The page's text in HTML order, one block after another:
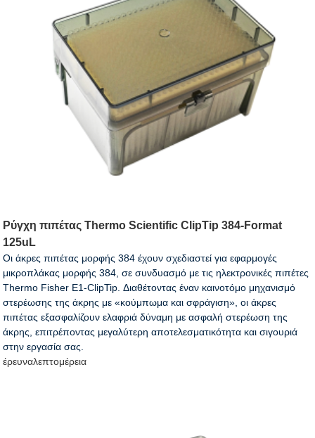
Ρύγχη πιπέτας Thermo Scientific ClipTip 384-Format
125uL
Οι άκρες πιπέτας μορφής 384 έχουν σχεδιαστεί για εφαρμογές
μικροπλάκας μορφής 384, σε συνδυασμό με τις ηλεκτρονικές πιπέτες
Thermo Fisher E1-ClipTip. Διαθέτοντας έναν καινοτόμο μηχανισμό
στερέωσης της άκρης με «κούμπωμα και σφράγιση», οι άκρες
πιπέτας εξασφαλίζουν ελαφριά δύναμη με ασφαλή στερέωση της
άκρης, επιτρέποντας μεγαλύτερη αποτελεσματικότητα και σιγουριά
στην εργασία σας.
έρευναλεπτομέρεια